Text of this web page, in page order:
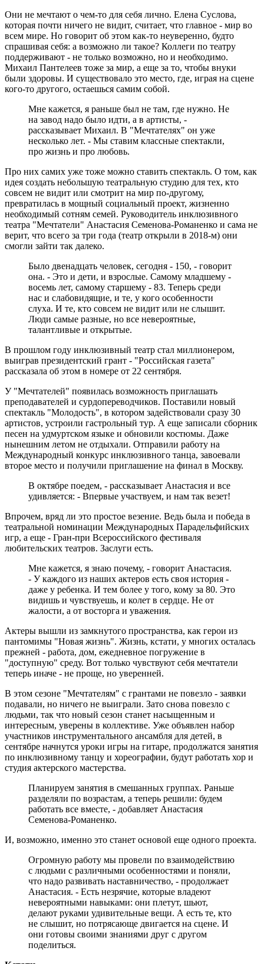
Они не мечтают о чем-то для себя лично. Елена Суслова,
которая почти ничего не видит, считает, что главное - мир во
всем мире. Но говорит об этом как-то неуверенно, будто
спрашивая себя: а возможно ли такое? Коллеги по театру
поддерживают - не только возможно, но и необходимо.
Михаил Пантелеев тоже за мир, а еще за то, чтобы внуки
были здоровы. И существовало это место, где, играя на сцене
кого-то другого, остаешься самим собой.
Мне кажется, я раньше был не там, где нужно. Не
на завод надо было идти, а в артисты, -
рассказывает Михаил. В "Мечтателях" он уже
несколько лет. - Мы ставим классные спектакли,
про жизнь и про любовь.
Про них самих уже тоже можно ставить спектакль. О том, как
идея создать небольшую театральную студию для тех, кто
совсем не видит или смотрит на мир по-другому,
превратилась в мощный социальный проект, жизненно
необходимый сотням семей. Руководитель инклюзивного
театра "Мечтатели" Анастасия Семенова-Романенко и сама не
верит, что всего за три года (театр открыли в 2018-м) они
смогли зайти так далеко.
Было двенадцать человек, сегодня - 150, - говорит
она. - Это и дети, и взрослые. Самому младшему -
восемь лет, самому старшему - 83. Теперь среди
нас и слабовидящие, и те, у кого особенности
слуха. И те, кто совсем не видит или не слышит.
Люди самые разные, но все невероятные,
талантливые и открытые.
В прошлом году инклюзивный театр стал миллионером,
выиграв президентский грант - "Российская газета"
рассказала об этом в номере от 22 сентября.
У "Мечтателей" появилась возможность приглашать
преподавателей и сурдопереводчиков. Поставили новый
спектакль "Молодость", в котором задействовали сразу 30
артистов, устроили гастрольный тур. А еще записали сборник
песен на удмуртском языке и обновили костюмы. Даже
нынешним летом не отдыхали. Отправили работу на
Международный конкурс инклюзивного танца, завоевали
второе место и получили приглашение на финал в Москву.
В октябре поедем, - рассказывает Анастасия и все
удивляется: - Впервые участвуем, и нам так везет!
Впрочем, вряд ли это простое везение. Ведь была и победа в
театральной номинации Международных Парадельфийских
игр, а еще - Гран-при Всероссийского фестиваля
любительских театров. Заслуги есть.
Мне кажется, я знаю почему, - говорит Анастасия.
- У каждого из наших актеров есть своя история -
даже у ребенка. И тем более у того, кому за 80. Это
видишь и чувствуешь, и колет в сердце. Не от
жалости, а от восторга и уважения.
Актеры вышли из замкнутого пространства, как герои из
пантомимы "Новая жизнь". Жизнь, кстати, у многих осталась
прежней - работа, дом, ежедневное погружение в
"доступную" среду. Вот только чувствуют себя мечтатели
теперь иначе - не проще, но уверенней.
В этом сезоне "Мечтателям" с грантами не повезло - заявки
подавали, но ничего не выиграли. Зато снова повезло с
людьми, так что новый сезон станет насыщенным и
интересным, уверены в коллективе. Уже объявлен набор
участников инструментального ансамбля для детей, в
сентябре начнутся уроки игры на гитаре, продолжатся занятия
по инклюзивному танцу и хореографии, будут работать хор и
студия актерского мастерства.
Планируем занятия в смешанных группах. Раньше
разделяли по возрастам, а теперь решили: будем
работать все вместе, - добавляет Анастасия
Семенова-Романенко.
И, возможно, именно это станет основой еще одного проекта.
Огромную работу мы провели по взаимодействию
с людьми с различными особенностями и поняли,
что надо развивать наставничество, - продолжает
Анастасия. - Есть незрячие, которые владеют
невероятными навыками: они плетут, шьют,
делают руками удивительные вещи. А есть те, кто
не слышит, но потрясающе двигается на сцене. И
они готовы своими знаниями друг с другом
поделиться.